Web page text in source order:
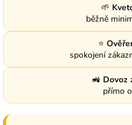
🌱
běžně
⭐
spokojení
🚜 Dovoz
přímo